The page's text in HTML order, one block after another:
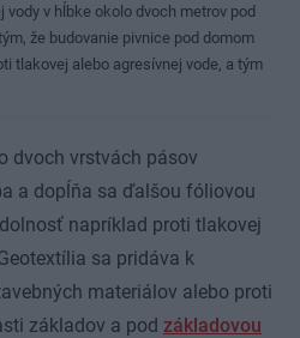
v hĺbke okolo dvoch metrov pod
že budovanie pivnice pod domom
tlakovej alebo agresívnej vode, a tým
dvoch vrstvách pásov
a dopĺňa sa ďalšou fóliovou
napríklad proti tlakovej
sa pridáva k
materiálov alebo proti
základov a pod základovou